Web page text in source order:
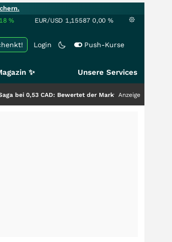
% EUR/USD 1,15587 0,00 %
Login Push-Kurse
✨ Unsere Services
CAD: Bewertet der Markt noch immer nur die Hälfte
Anzeige